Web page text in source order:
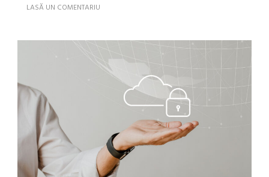
LASĂ UN COMENTARIU
DE
DRIVERE
NECORESPUNZATOARE